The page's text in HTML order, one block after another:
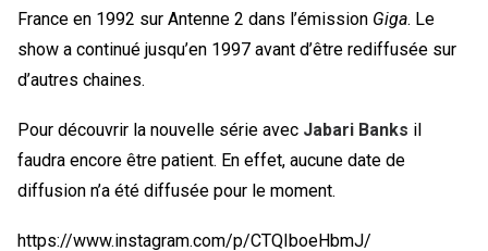
France en 1992 sur Antenne 2 dans l’émission Giga. Le
show a continué jusqu’en 1997 avant d’être rediffusée sur
d’autres chaines.
Pour découvrir la nouvelle série avec Jabari Banks il
faudra encore être patient. En effet, aucune date de
diffusion n’a été diffusée pour le moment.
https://www.instagram.com/p/CTQIboeHbmJ/